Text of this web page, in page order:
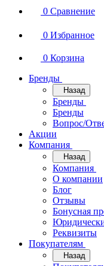
0 Сравнение
0 Избранное
0 Корзина
Бренды
Назад
Бренды
Бренды
Вопрос/
Акции
Компания
Назад
Компания
О компании
Блог
Отзывы
Бонусная
Реквизиты
Покупателям
Назад